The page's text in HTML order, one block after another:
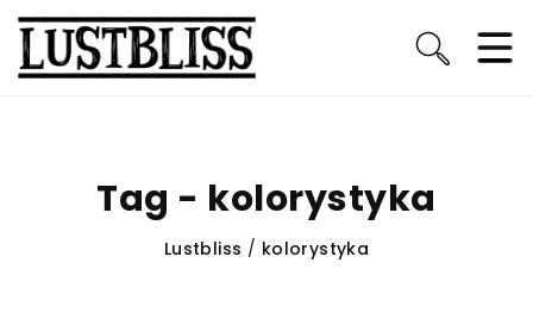
Tag - kolorystyka
Lustbliss / kolorystyka